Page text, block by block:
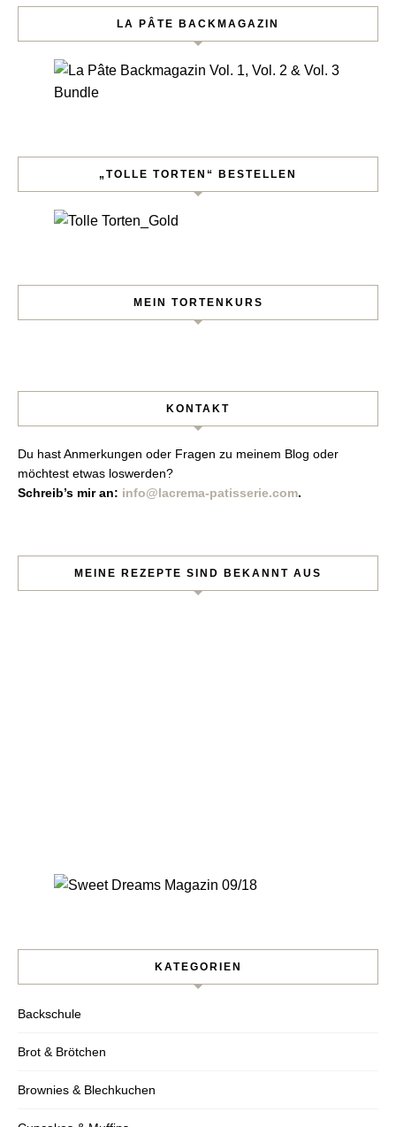
LA PÂTE BACKMAGAZIN
„TOLLE TORTEN“ BESTELLEN
MEIN TORTENKURS
KONTAKT
Du hast Anmerkungen oder Fragen zu meinem Blog oder
möchtest etwas loswerden?
Schreib’s mir an: info@lacrema-patisserie.com.
MEINE REZEPTE SIND BEKANNT AUS
KATEGORIEN
Backschule
Brot & Brötchen
Brownies & Blechkuchen
Nie wieder ein Rezept